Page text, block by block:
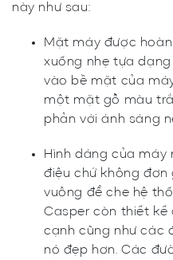
này như sau:
Mặt máy được
xuống nhẹ tựa dạng
vào bề mặt của
một mặt gỗ màu
phản với ánh sáng
Hình dáng của máy
điệu chứ không đơn
vuông để che hệ
Casper còn thiết kế
cạnh cũng như các
nó đẹp hơn. Các